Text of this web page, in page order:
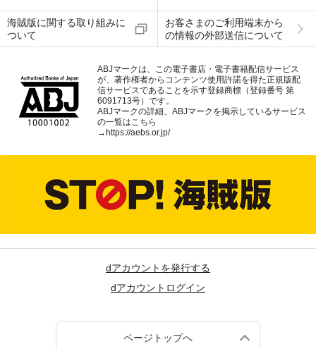
海賊版に関する取り組みに
ついて
お客さまのご利用端末から
の情報の外部送信について
ABJマークは、この電子書店・電子書籍配信サービス
が、著作権者からコンテンツ使用許諾を得た正規版配
信サービスであることを示す登録商標（登録番号 第
6091713号）です。
ABJマークの詳細、ABJマークを掲示しているサービス
の一覧はこちら
→ https://aebs.or.jp/
dアカウントを発行する
dアカウントログイン
ページトップへ